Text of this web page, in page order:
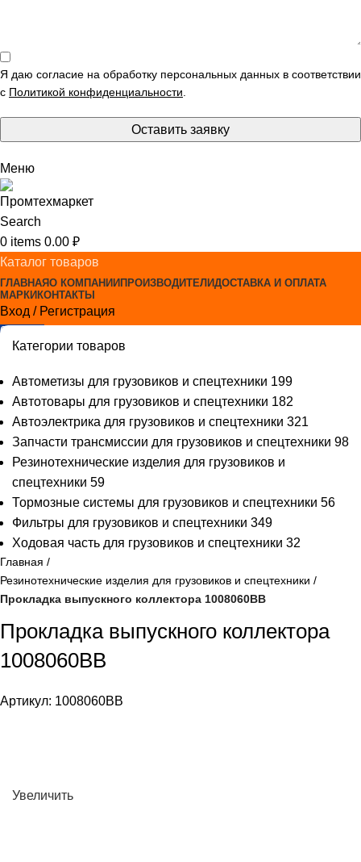
Я даю согласие на обработку персональных данных в соответствии
с Политикой конфиденциальности.
Оставить заявку
Меню
Search
0 items 0.00 ₽
Каталог товаров
ГЛАВНАЯО КОМПАНИИ ПРОИЗВОДИТЕЛИДОСТАВКА И ОПЛАТА
МАРКИ КОНТАКТЫ
Вход / Регистрация
0
Категории товаров
Автометизы для грузовиков и спецтехники 199
Автотовары для грузовиков и спецтехники 182
Автоэлектрика для грузовиков и спецтехники 321
Запчасти трансмиссии для грузовиков и спецтехники 98
Резинотехнические изделия для грузовиков и
спецтехники 59
Тормозные системы для грузовиков и спецтехники 56
Фильтры для грузовиков и спецтехники 349
Ходовая часть для грузовиков и спецтехники 32
Главная
Резинотехнические изделия для грузовиков и спецтехники
Прокладка выпускного коллектора 1008060ВВ
Прокладка выпускного коллектора
1008060ВВ
Артикул: 1008060ВВ
Увеличить